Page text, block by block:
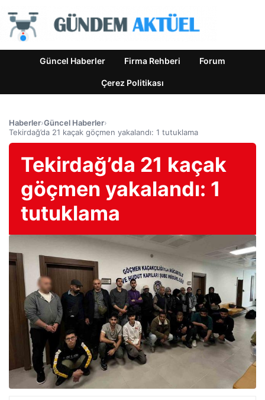
Güncel Haberler Firma Rehberi Forum
Çerez Politikası
Haberler›Güncel Haberler›
Tekirdağ’da 21 kaçak göçmen yakalandı: 1 tutuklama
Tekirdağ’da 21 kaçak
göçmen yakalandı: 1
tutuklama